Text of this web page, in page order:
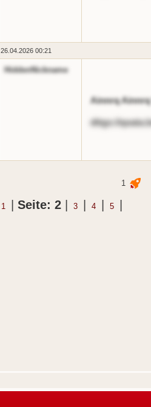
26.04.2026 00:21
HiddenNickname
Ainnrq Ainnrq
dttgs://
1
1 Seite: 2 3 4 5